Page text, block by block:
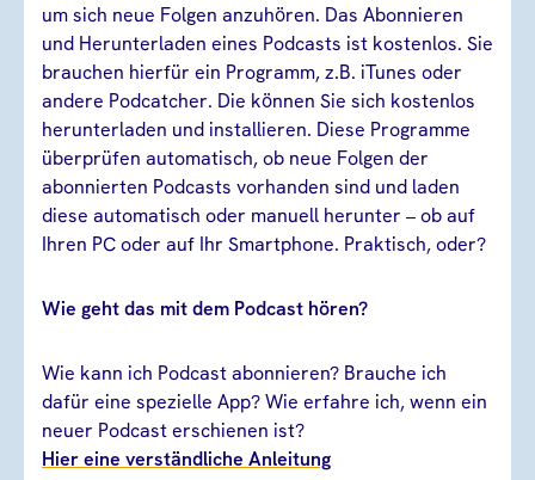
um sich neue Folgen anzuhören. Das Abonnieren
und Herunterladen eines Podcasts ist kostenlos. Sie
brauchen hierfür ein Programm, z.B. iTunes oder
andere Podcatcher. Die können Sie sich kostenlos
herunterladen und installieren. Diese Programme
überprüfen automatisch, ob neue Folgen der
abonnierten Podcasts vorhanden sind und laden
diese automatisch oder manuell herunter – ob auf
Ihren PC oder auf Ihr Smartphone. Praktisch, oder?
Wie geht das mit dem Podcast hören?
Wie kann ich Podcast abonnieren? Brauche ich
dafür eine spezielle App? Wie erfahre ich, wenn ein
neuer Podcast erschienen ist?
Hier eine verständliche Anleitung